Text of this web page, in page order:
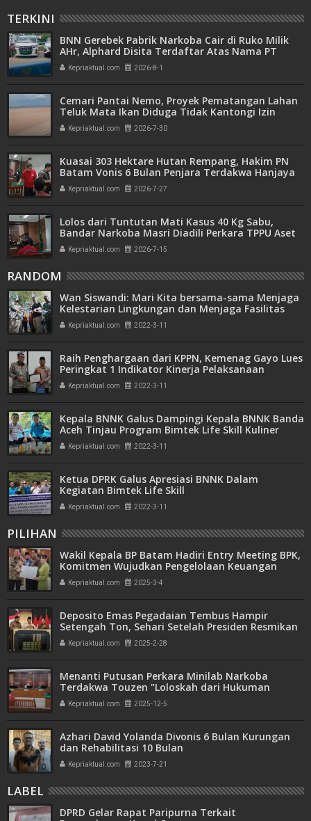
TERKINI
BNN Gerebek Pabrik Narkoba Cair di Ruko Milik
AHr, Alphard Disita Terdaftar Atas Nama PT
Mitra Usaha Properti
Kepriaktual.com 2026-8-1
Cemari Pantai Nemo, Proyek Pematangan Lahan
Teluk Mata Ikan Diduga Tidak Kantongi Izin
Amdal
Kepriaktual.com 2026-7-30
Kuasai 303 Hektare Hutan Rempang, Hakim PN
Batam Vonis 6 Bulan Penjara Terdakwa Hanjaya
Kepriaktual.com 2026-7-27
Lolos dari Tuntutan Mati Kasus 40 Kg Sabu,
Bandar Narkoba Masri Diadili Perkara TPPU Aset
Miliaran
Kepriaktual.com 2026-7-15
RANDOM
Wan Siswandi: Mari Kita bersama-sama Menjaga
Kelestarian Lingkungan dan Menjaga Fasilitas
Objek Wisata di Natuna
Kepriaktual.com 2022-3-11
Raih Penghargaan dari KPPN, Kemenag Gayo Lues
Peringkat 1 Indikator Kinerja Pelaksanaan
Anggaran 2021
Kepriaktual.com 2022-3-11
Kepala BNNK Galus Dampingi Kepala BNNK Banda
Aceh Tinjau Program Bimtek Life Skill Kuliner
Desa Singah Mulo
Kepriaktual.com 2022-3-11
Ketua DPRK Galus Apresiasi BNNK Dalam
Kegiatan Bimtek Life Skill
Kepriaktual.com 2022-3-11
PILIHAN
Wakil Kepala BP Batam Hadiri Entry Meeting BPK,
Komitmen Wujudkan Pengelolaan Keuangan
Transparan dan Akuntabel
Kepriaktual.com 2025-3-4
Deposito Emas Pegadaian Tembus Hampir
Setengah Ton, Sehari Setelah Presiden Resmikan
Bank Emas
Kepriaktual.com 2025-2-28
Menanti Putusan Perkara Minilab Narkoba
Terdakwa Touzen "Loloskah dari Hukuman
Seumur Hidup atau Mati"
Kepriaktual.com 2025-12-5
Azhari David Yolanda Divonis 6 Bulan Kurungan
dan Rehabilitasi 10 Bulan
Kepriaktual.com 2023-7-21
LABEL
DPRD Gelar Rapat Paripurna Terkait